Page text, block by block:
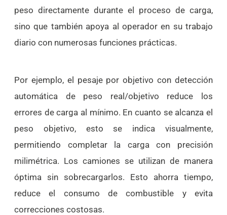
peso directamente durante el proceso de carga,
sino que también apoya al operador en su trabajo
diario con numerosas funciones prácticas.
Por ejemplo, el pesaje por objetivo con detección
automática de peso real/objetivo reduce los
errores de carga al mínimo. En cuanto se alcanza el
peso objetivo, esto se indica visualmente,
permitiendo completar la carga con precisión
milimétrica. Los camiones se utilizan de manera
óptima sin sobrecargarlos. Esto ahorra tiempo,
reduce el consumo de combustible y evita
correcciones costosas.